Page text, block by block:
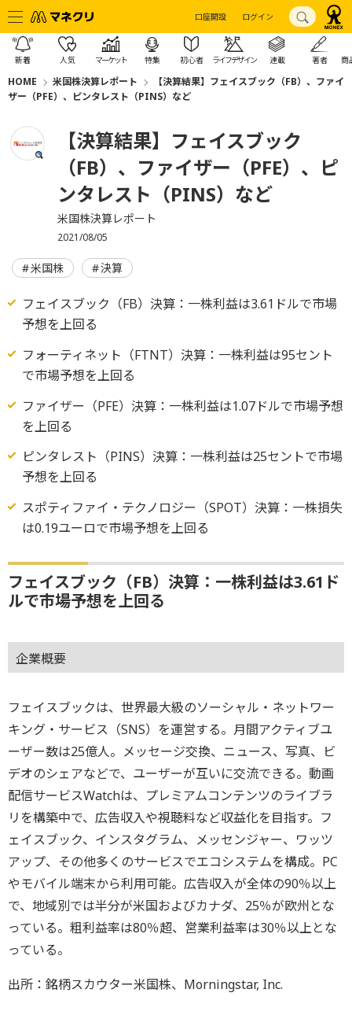
口座開設 ログイン
新着 人気 マーケット 特集 初心者 ライフデザイン 連載 著者 商
HOME 米国株決算レポート
【決算結果】フェイスブック（FB）、ファイ
ザー（PFE）、ピンタレスト（PINS）など
【決算結果】フェイスブック
（FB）、ファイザー（PFE）、ピ
ンタレスト（PINS）など
米国株決算レポート
2021/08/05
米国株 決算
フェイスブック（FB）決算：一株利益は3.61ドルで市場
予想を上回る
フォーティネット（FTNT）決算：一株利益は95セント
で市場予想を上回る
ファイザー（PFE）決算：一株利益は1.07ドルで市場予想
を上回る
ピンタレスト（PINS）決算：一株利益は25セントで市場
予想を上回る
スポティファイ・テクノロジー（SPOT）決算：一株損失
は0.19ユーロで市場予想を上回る
フェイスブック（FB）決算：一株利益は3.61ド
ルで市場予想を上回る
企業概要
フェイスブックは、世界最大級のソーシャル・ネットワー
キング・サービス（SNS）を運営する。月間アクティブユ
ーザー数は25億人。メッセージ交換、ニュース、写真、ビ
デオのシェアなどで、ユーザーが互いに交流できる。動画
配信サービスWatchは、プレミアムコンテンツのライブラ
リを構築中で、広告収入や視聴料など収益化を目指す。フ
ェイスブック、インスタグラム、メッセンジャー、ワッツ
アップ、その他多くのサービスでエコシステムを構成。PC
やモバイル端末から利用可能。広告収入が全体の90％以上
で、地域別では半分が米国およびカナダ、25％が欧州とな
っている。粗利益率は80％超、営業利益率は30％以上とな
っている。
出所：銘柄スカウター米国株、Morningstar, Inc.